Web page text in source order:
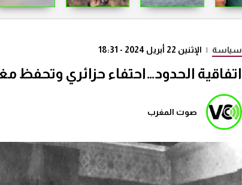
سياسة | الإثنين 22 أبريل 2024 - 18:31
اتفاقية الحدود…احتفاء حزائري وتحفظ
صوت المغرب